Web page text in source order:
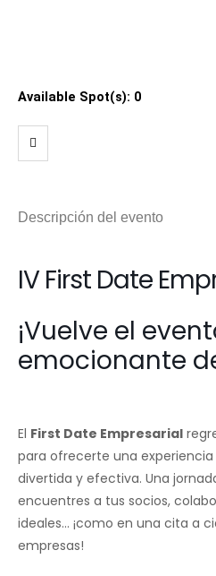
Available Spot(s): 0
Descripción del evento
IV First Date
¡Vuelve el
emocionante
El First Date Empresarial
para ofrecerte una
divertida y efectiva. Una
encuentres a tus socios,
ideales… ¡como en una cita a
empresas!